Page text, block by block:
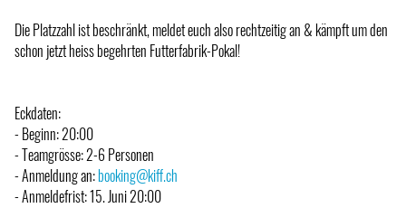
Die Platzzahl ist beschränkt, meldet euch also rechtzeitig an & kämpft um den
schon jetzt heiss begehrten Futterfabrik-Pokal!
Eckdaten:
- Beginn: 20:00
- Teamgrösse: 2-6 Personen
- Anmeldung an:booking@kiff.ch
- Anmeldefrist: 15. Juni 20:00